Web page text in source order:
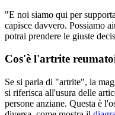
"E noi siamo qui per
capisce davvero. Possiamo
potrai prendere le giuste
Cos'è l'artrite
Se si parla di "artrite", la
si riferisca all'usura delle
persone anziane. Questa è